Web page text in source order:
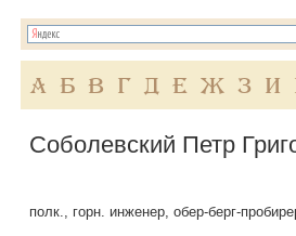
А Б В Г Д Е Ж З И
Соболевский Петр
полк., горн. инженер, обер-берг-